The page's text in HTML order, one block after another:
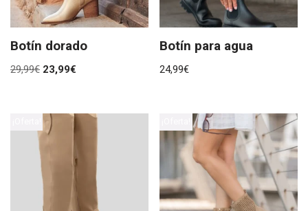
Botín dorado
29,99€ 23,99€
Botín para agua
24,99€